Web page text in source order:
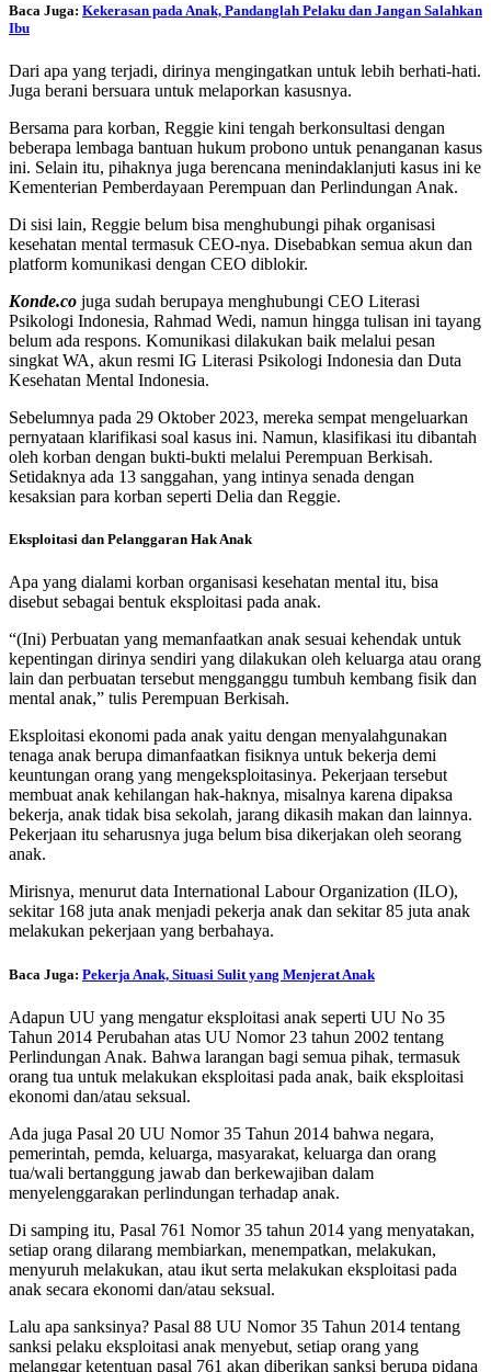
Baca Juga: Kekerasan pada Anak, Pandanglah Pelaku dan Jangan Salahkan
Ibu
Dari apa yang terjadi, dirinya mengingatkan untuk lebih berhati-hati.
Juga berani bersuara untuk melaporkan kasusnya.
Bersama para korban, Reggie kini tengah berkonsultasi dengan
beberapa lembaga bantuan hukum probono untuk penanganan kasus
ini. Selain itu, pihaknya juga berencana menindaklanjuti kasus ini ke
Kementerian Pemberdayaan Perempuan dan Perlindungan Anak.
Di sisi lain, Reggie belum bisa menghubungi pihak organisasi
kesehatan mental termasuk CEO-nya. Disebabkan semua akun dan
platform komunikasi dengan CEO diblokir.
Konde.co juga sudah berupaya menghubungi CEO Literasi
Psikologi Indonesia, Rahmad Wedi, namun hingga tulisan ini tayang
belum ada respons. Komunikasi dilakukan baik melalui pesan
singkat WA, akun resmi IG Literasi Psikologi Indonesia dan Duta
Kesehatan Mental Indonesia.
Sebelumnya pada 29 Oktober 2023, mereka sempat mengeluarkan
pernyataan klarifikasi soal kasus ini. Namun, klasifikasi itu dibantah
oleh korban dengan bukti-bukti melalui Perempuan Berkisah.
Setidaknya ada 13 sanggahan, yang intinya senada dengan
kesaksian para korban seperti Delia dan Reggie.
Eksploitasi dan Pelanggaran Hak Anak
Apa yang dialami korban organisasi kesehatan mental itu, bisa
disebut sebagai bentuk eksploitasi pada anak.
“(Ini) Perbuatan yang memanfaatkan anak sesuai kehendak untuk
kepentingan dirinya sendiri yang dilakukan oleh keluarga atau orang
lain dan perbuatan tersebut mengganggu tumbuh kembang fisik dan
mental anak,” tulis Perempuan Berkisah.
Eksploitasi ekonomi pada anak yaitu dengan menyalahgunakan
tenaga anak berupa dimanfaatkan fisiknya untuk bekerja demi
keuntungan orang yang mengeksploitasinya. Pekerjaan tersebut
membuat anak kehilangan hak-haknya, misalnya karena dipaksa
bekerja, anak tidak bisa sekolah, jarang dikasih makan dan lainnya.
Pekerjaan itu seharusnya juga belum bisa dikerjakan oleh seorang
anak.
Mirisnya, menurut data International Labour Organization (ILO),
sekitar 168 juta anak menjadi pekerja anak dan sekitar 85 juta anak
melakukan pekerjaan yang berbahaya.
Baca Juga: Pekerja Anak, Situasi Sulit yang Menjerat Anak
Adapun UU yang mengatur eksploitasi anak seperti UU No 35
Tahun 2014 Perubahan atas UU Nomor 23 tahun 2002 tentang
Perlindungan Anak. Bahwa larangan bagi semua pihak, termasuk
orang tua untuk melakukan eksploitasi pada anak, baik eksploitasi
ekonomi dan/atau seksual.
Ada juga Pasal 20 UU Nomor 35 Tahun 2014 bahwa negara,
pemerintah, pemda, keluarga, masyarakat, keluarga dan orang
tua/wali bertanggung jawab dan berkewajiban dalam
menyelenggarakan perlindungan terhadap anak.
Di samping itu, Pasal 761 Nomor 35 tahun 2014 yang menyatakan,
setiap orang dilarang membiarkan, menempatkan, melakukan,
menyuruh melakukan, atau ikut serta melakukan eksploitasi pada
anak secara ekonomi dan/atau seksual.
Lalu apa sanksinya? Pasal 88 UU Nomor 35 Tahun 2014 tentang
sanksi pelaku eksploitasi anak menyebut, setiap orang yang
melanggar ketentuan pasal 761 akan diberikan sanksi berupa pidana